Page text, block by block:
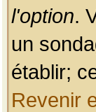
l'option.
un
établir;
Revenir